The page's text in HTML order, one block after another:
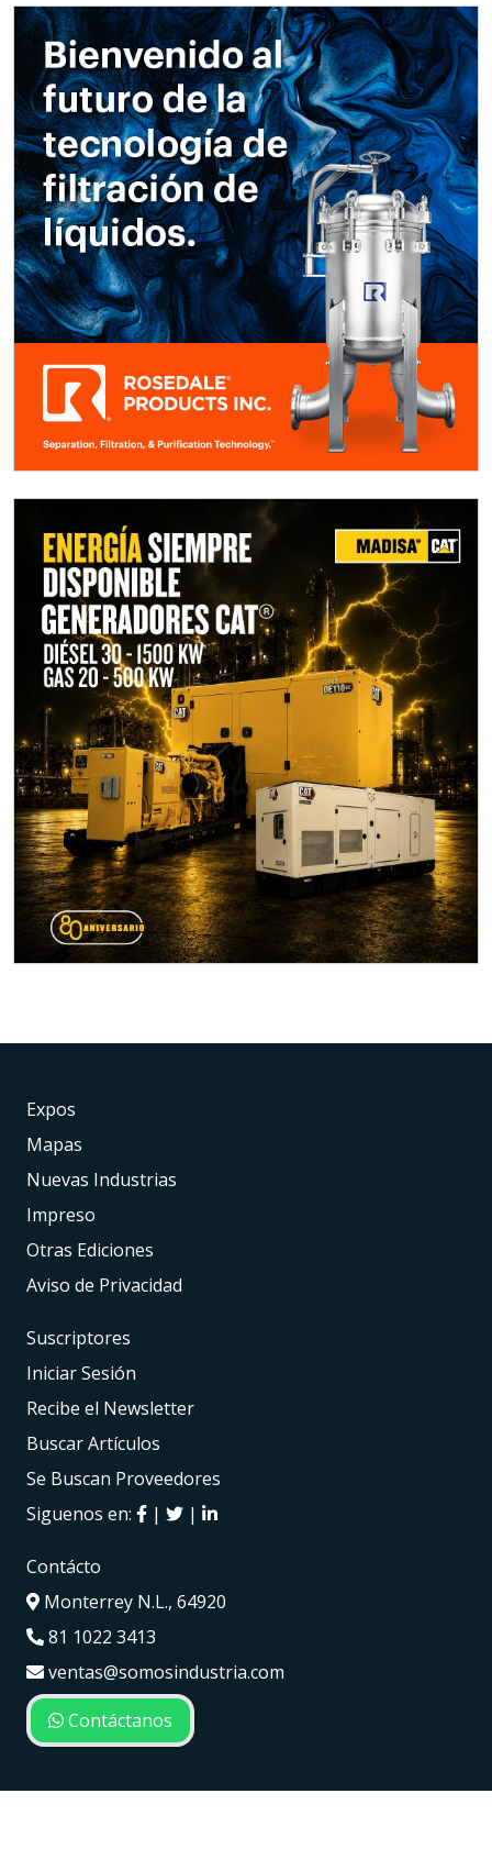
Expos
Mapas
Nuevas Industrias
Impreso
Otras Ediciones
Aviso de Privacidad
Suscriptores
Iniciar Sesión
Recibe el Newsletter
Buscar Artículos
Se Buscan Proveedores
Siguenos en:
| |
Contácto
Monterrey N.L., 64920
81 1022 3413
ventas@somosindustria.com
Contáctanos